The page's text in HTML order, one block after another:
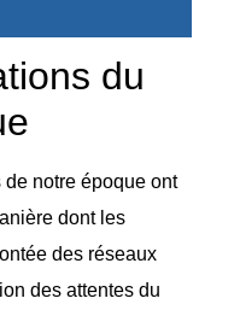
du
notre époque ont
dont les
des réseaux
des attentes du